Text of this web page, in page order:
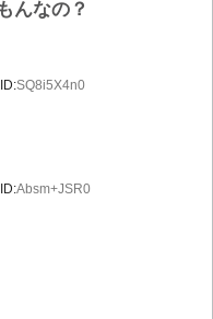
んなの？
ID:SQ8i5X4n0
ID:Absm+JSR0